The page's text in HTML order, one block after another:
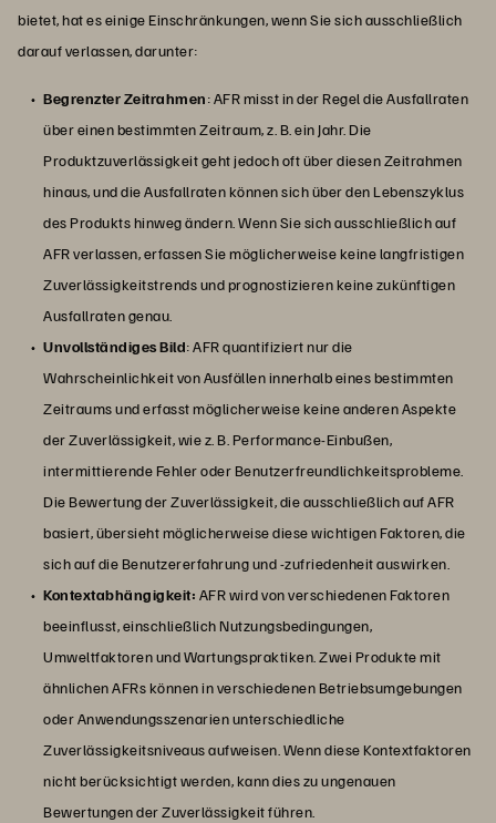
bietet, hat es einige Einschränkungen, wenn Sie sich ausschließlich
darauf verlassen, darunter:
Begrenzter Zeitrahmen: AFR misst in der Regel die Ausfallraten
über einen bestimmten Zeitraum, z. B. ein Jahr. Die
Produktzuverlässigkeit geht jedoch oft über diesen Zeitrahmen
hinaus, und die Ausfallraten können sich über den Lebenszyklus
des Produkts hinweg ändern. Wenn Sie sich ausschließlich auf
AFR verlassen, erfassen Sie möglicherweise keine langfristigen
Zuverlässigkeitstrends und prognostizieren keine zukünftigen
Ausfallraten genau.
Unvollständiges Bild: AFR quantifiziert nur die
Wahrscheinlichkeit von Ausfällen innerhalb eines bestimmten
Zeitraums und erfasst möglicherweise keine anderen Aspekte
der Zuverlässigkeit, wie z. B. Performance-Einbußen,
intermittierende Fehler oder Benutzerfreundlichkeitsprobleme.
Die Bewertung der Zuverlässigkeit, die ausschließlich auf AFR
basiert, übersieht möglicherweise diese wichtigen Faktoren, die
sich auf die Benutzererfahrung und -zufriedenheit auswirken.
Kontextabhängigkeit: AFR wird von verschiedenen Faktoren
beeinflusst, einschließlich Nutzungsbedingungen,
Umweltfaktoren und Wartungspraktiken. Zwei Produkte mit
ähnlichen AFRs können in verschiedenen Betriebsumgebungen
oder Anwendungsszenarien unterschiedliche
Zuverlässigkeitsniveaus aufweisen. Wenn diese Kontextfaktoren
nicht berücksichtigt werden, kann dies zu ungenauen
Bewertungen der Zuverlässigkeit führen.